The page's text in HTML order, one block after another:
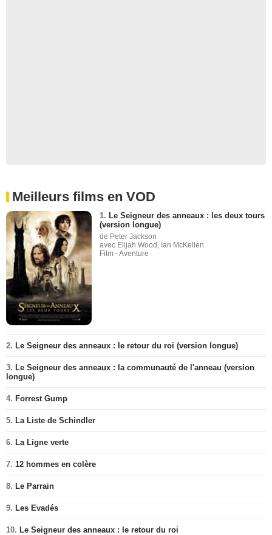
Meilleurs films en VOD
1. Le Seigneur des anneaux : les deux tours
(version longue)
de Peter Jackson
avec Elijah Wood, Ian McKellen
Film - Aventure
2. Le Seigneur des anneaux : le retour du roi (version longue)
3. Le Seigneur des anneaux : la communauté de l'anneau (version
longue)
4. Forrest Gump
5. La Liste de Schindler
6. La Ligne verte
7. 12 hommes en colère
8. Le Parrain
9. Les Evadés
10. Le Seigneur des anneaux : le retour du roi